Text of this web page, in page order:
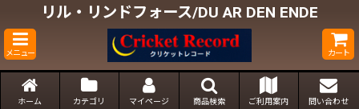
リル・リンドフォース/DU AR DEN ENDE
メニュー カート
ホーム カテゴリ マイページ 商品検索 ご利用案内 問い合わせ